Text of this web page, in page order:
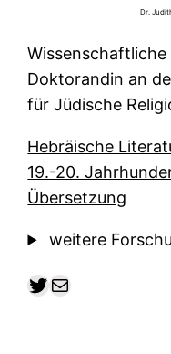
Dr.
Doktorandin an
für Jüdische
Hebräische
19.-20.
Übersetzung
weitere
Twitter E-Mail